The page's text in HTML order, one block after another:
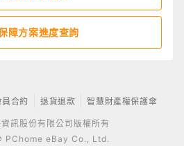
障方案進度查詢
員合約 退貨退款 智慧財產權保護傘
訊股份有限公司版權所有
eBay Co., Ltd.